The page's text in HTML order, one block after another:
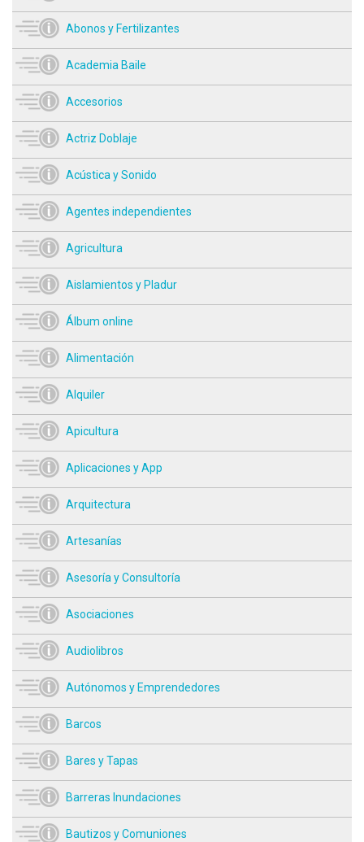
Abonos y Fertilizantes
Academia Baile
Accesorios
Actriz Doblaje
Acústica y Sonido
Agentes independientes
Agricultura
Aislamientos y Pladur
Álbum online
Alimentación
Alquiler
Apicultura
Aplicaciones y App
Arquitectura
Artesanías
Asesoría y Consultoría
Asociaciones
Audiolibros
Autónomos y Emprendedores
Barcos
Bares y Tapas
Barreras Inundaciones
Bautizos y Comuniones